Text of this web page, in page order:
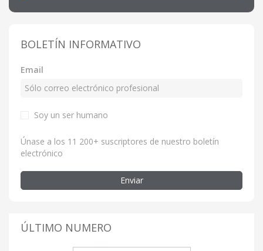
BOLETÍN INFORMATIVO
Email
Soy un ser humano
Únase a los 11 200+ suscriptores de nuestro boletín
electrónico
Enviar
ÚLTIMO NUMERO